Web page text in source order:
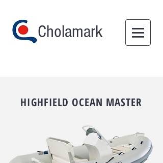
Cholamark
HIGHFIELD OCEAN MASTER